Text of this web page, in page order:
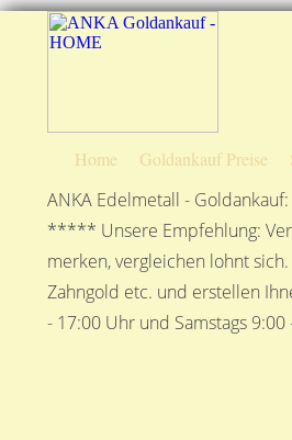
Home Goldankauf Preise
ANKA Edelmetall -
***** Unsere Empfehlung:
merken, vergleichen lohnt
Zahngold etc. und erstellen
- 17:00 Uhr und Samstags